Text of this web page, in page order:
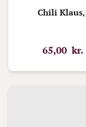
Chili Klaus,
65,00 kr.